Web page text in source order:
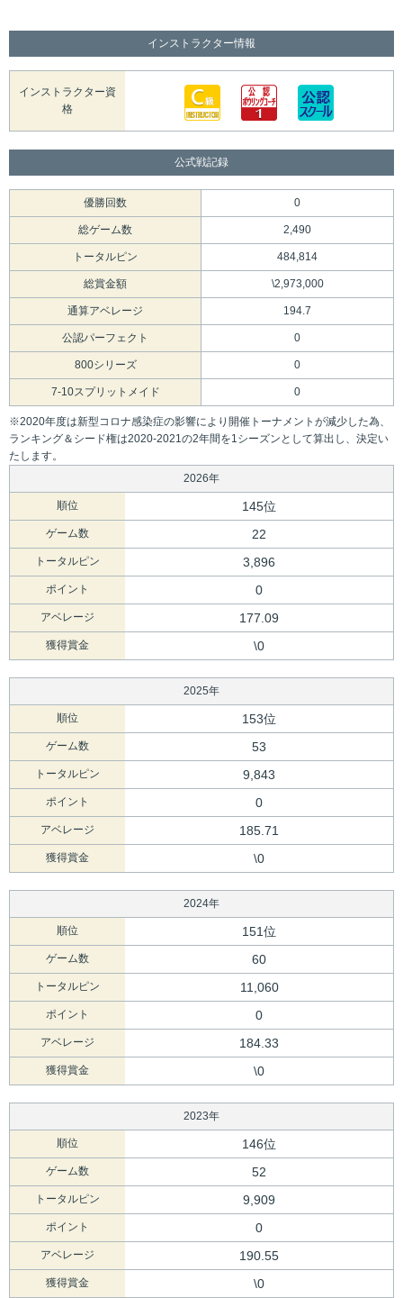
インストラクター情報
インストラクター資
格
公式戦記録
優勝回数 0
総ゲーム数 2,490
トータルピン 484,814
総賞金額 \2,973,000
通算アベレージ 194.7
公認パーフェクト 0
800シリーズ 0
7-10スプリットメイド 0
※2020年度は新型コロナ感染症の影響により開催トーナメントが減少した為、
ランキング＆シード権は2020-2021の2年間を1シーズンとして算出し、決定い
たします。
2026年
順位 145位
ゲーム数 22
トータルピン 3,896
ポイント 0
アベレージ 177.09
獲得賞金 \0
2025年
順位 153位
ゲーム数 53
トータルピン 9,843
ポイント 0
アベレージ 185.71
獲得賞金 \0
2024年
順位 151位
ゲーム数 60
トータルピン 11,060
ポイント 0
アベレージ 184.33
獲得賞金 \0
2023年
順位 146位
ゲーム数 52
トータルピン 9,909
ポイント 0
アベレージ 190.55
獲得賞金 \0